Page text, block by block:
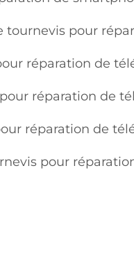
tournevis pour
réparation de
réparation de
réparation de
pour